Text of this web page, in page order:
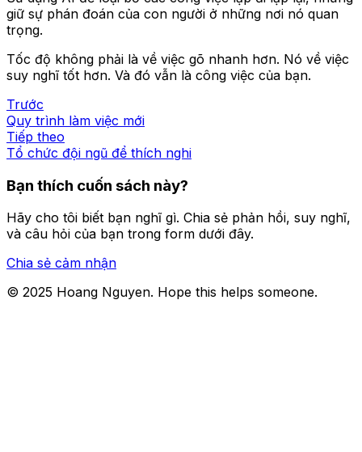
giữ sự phán đoán của con người ở những nơi nó quan
trọng.
Tốc độ không phải là về việc gõ nhanh hơn. Nó về việc
suy nghĩ tốt hơn. Và đó vẫn là công việc của bạn.
Trước
Quy trình làm việc mới
Tiếp theo
Tổ chức đội ngũ để thích nghi
Bạn thích cuốn sách này?
Hãy cho tôi biết bạn nghĩ gì. Chia sẻ phản hồi, suy nghĩ,
và câu hỏi của bạn trong form dưới đây.
Chia sẻ cảm nhận
© 2025 Hoang Nguyen. Hope this helps someone.